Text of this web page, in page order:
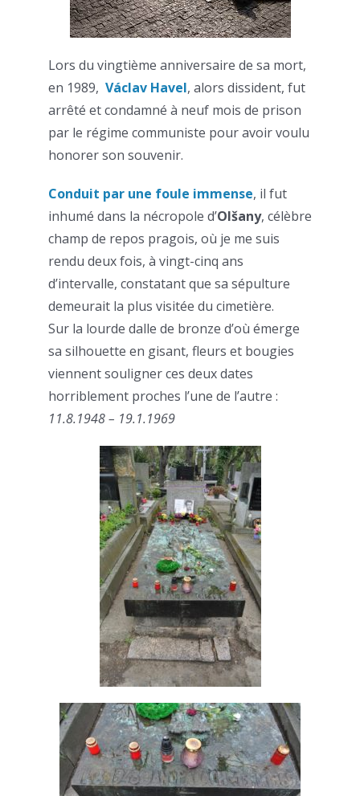
Lors du vingtième anniversaire de sa mort,
en 1989, Václav Havel, alors dissident, fut
arrêté et condamné à neuf mois de prison
par le régime communiste pour avoir voulu
honorer son souvenir.
Conduit par une foule immense, il fut
inhumé dans la nécropole d’Olšany, célèbre
champ de repos pragois, où je me suis
rendu deux fois, à vingt-cinq ans
d’intervalle, constatant que sa sépulture
demeurait la plus visitée du cimetière.
Sur la lourde dalle de bronze d’où émerge
sa silhouette en gisant, fleurs et bougies
viennent souligner ces deux dates
horriblement proches l’une de l’autre :
11.8.1948 – 19.1.1969